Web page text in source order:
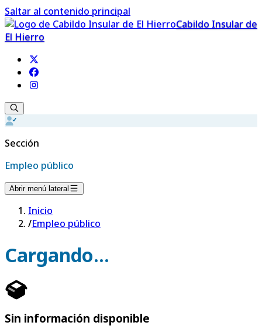
Saltar al contenido principal
Cabildo Insular de
El Hierro
Sección
Empleo público
Abrir menú lateral
Inicio
/Empleo público
Cargando...
Sin información disponible